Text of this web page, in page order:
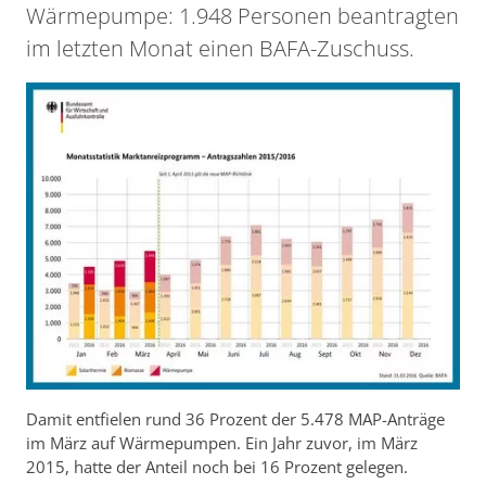
Wärmepumpe: 1.948 Personen beantragten
im letzten Monat einen BAFA-Zuschuss.
Damit entfielen rund 36 Prozent der 5.478 MAP-Anträge
im März auf Wärmepumpen. Ein Jahr zuvor, im März
2015, hatte der Anteil noch bei 16 Prozent gelegen.